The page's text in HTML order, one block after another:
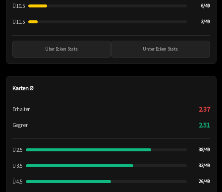
Ü 10.5 6/49
Ü 11.5 3/49
Über Ecken Stats Unter Ecken Stats
Karten Ø
Erhalten 2.37
Gegner 2.51
Ü 2.5 38/49
Ü 3.5 33/49
Ü 4.5 26/49